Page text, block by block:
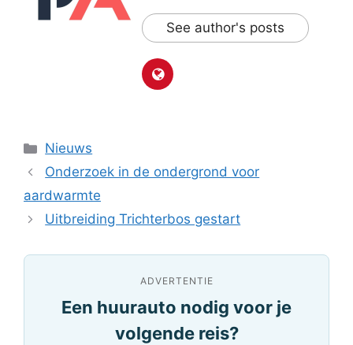
See author's posts
Categorieën
Nieuws
Onderzoek in de ondergrond voor
aardwarmte
Uitbreiding Trichterbos gestart
ADVERTENTIE
Een huurauto nodig voor je
volgende reis?